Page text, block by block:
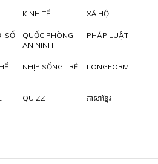
KINH TẾ XÃ HỘI
SỐ
QUỐC PHÒNG -
AN NINH
PHÁP LUẬT
NHỊP SỐNG TRẺ LONGFORM
QUIZZ ភាសាខ្មែរ